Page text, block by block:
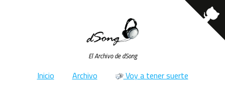
El Archivo de dSong
Inicio Archivo Voy a tener suerte